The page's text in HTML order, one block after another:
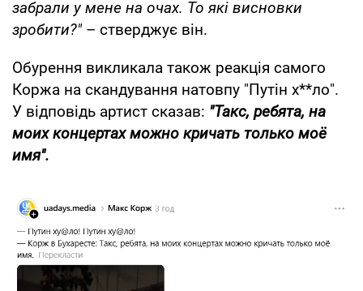
забрали у мене на очах. То які висновки
зробити?" – стверджує він.
Обурення викликала також реакція самого
Коржа на скандування натовпу "Путін х**ло".
У відповідь артист сказав: "Такс, ребята, на
моих концертах можно кричать только моё
имя".